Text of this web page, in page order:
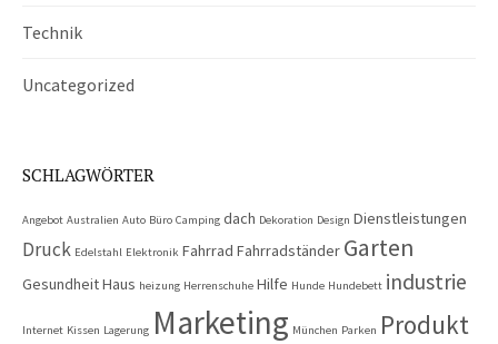
Technik
Uncategorized
SCHLAGWÖRTER
Angebot Australien Auto Büro Camping dach Dekoration Design Dienstleistungen
Druck Edelstahl Elektronik Fahrrad Fahrradständer Garten
GesundheitHaus heizung Herrenschuhe Hilfe Hunde Hundebett industrie
Internet Kissen Lagerung Marketing München Parken Produkt